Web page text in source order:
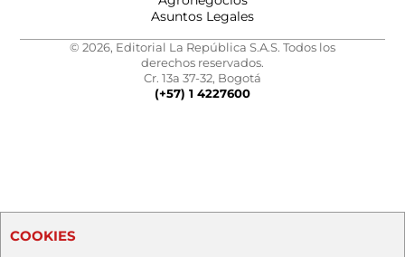
Asuntos Legales
© 2026, Editorial La República S.A.S. Todos los
derechos reservados.
Cr. 13a 37-32, Bogotá
(+57) 1 4227600
COOKIES